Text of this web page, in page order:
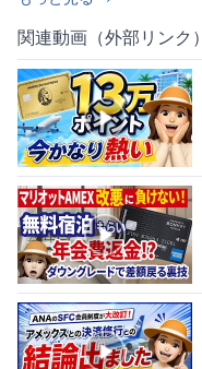
関連動画（外部リンク）